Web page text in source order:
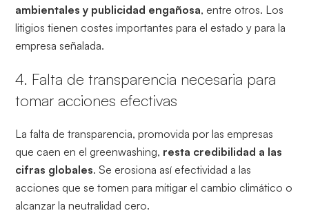
ambientales y publicidad engañosa, entre otros. Los
litigios tienen costes importantes para el estado y para la
empresa señalada.
4. Falta de transparencia necesaria para
tomar acciones efectivas
La falta de transparencia, promovida por las empresas
que caen en el greenwashing, resta credibilidad a las
cifras globales. Se erosiona así efectividad a las
acciones que se tomen para mitigar el cambio climático o
alcanzar la neutralidad cero.